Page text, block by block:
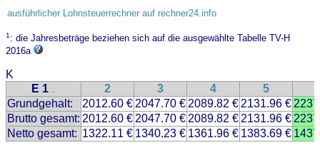
ausführlicher Lohnsteuerrechner auf rechner24.info
1: die Jahresbeträge beziehen sich auf die ausgewählte Tabelle TV-H
2016a
K
E 1 .. 2 3 4 5
Grundgehalt:
2012.60 € 2047.70 € 2089.82 € 2131.96 €
Brutto gesamt: 2012.60 € 2047.70 € 2089.82 € 2131.96 €
Netto gesamt: 1322.11 € 1340.23 € 1361.96 € 1383.69 €